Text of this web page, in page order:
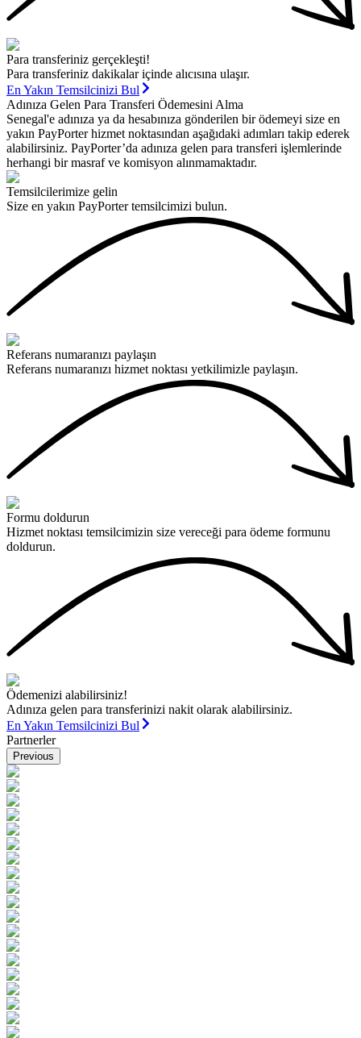
Para transferiniz gerçekleşti!
Para transferiniz dakikalar içinde alıcısına ulaşır.
En Yakın Temsilcinizi Bul
Adınıza Gelen Para Transferi Ödemesini Alma
Senegal'e adınıza ya da hesabınıza gönderilen bir ödemeyi size en
yakın PayPorter hizmet noktasından aşağıdaki adımları takip ederek
alabilirsiniz. PayPorter’da adınıza gelen para transferi işlemlerinde
herhangi bir masraf ve komisyon alınmamaktadır.
Temsilcilerimize gelin
Size en yakın PayPorter temsilcimizi bulun.
Referans numaranızı paylaşın
Referans numaranızı hizmet noktası yetkilimizle paylaşın.
Formu doldurun
Hizmet noktası temsilcimizin size vereceği para ödeme formunu
doldurun.
Ödemenizi alabilirsiniz!
Adınıza gelen para transferinizi nakit olarak alabilirsiniz.
En Yakın Temsilcinizi Bul
Partnerler
Previous